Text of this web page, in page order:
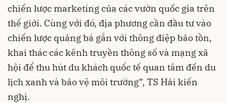
chiến lược marketing của các vườn quốc gia trên
thế giới. Cùng với đó, địa phương cần đầu tư vào
chiến lược quảng bá gắn với thông điệp bảo tồn,
khai thác các kênh truyền thông số và mạng xã
hội để thu hút du khách quốc tế quan tâm đến du
lịch xanh và bảo vệ môi trường”, TS Hải kiến
nghị.